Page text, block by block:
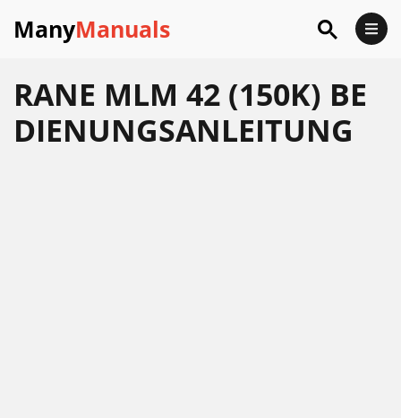
ManyManuals
RANE MLM 42 (150K) BE
DIENUNGSANLEITUNG